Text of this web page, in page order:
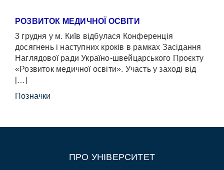
РОЗВИТОК МЕДИЧНОЇ ОСВІТИ
3 грудня у м. Київ відбулася Конференція
досягнень і наступних кроків в рамках Засідання
Наглядової ради Україно-швейцарського Проєкту
«Розвиток медичної освіти». Участь у заході від
[…]
Позначки
ПРО УНІВЕРСИТЕТ